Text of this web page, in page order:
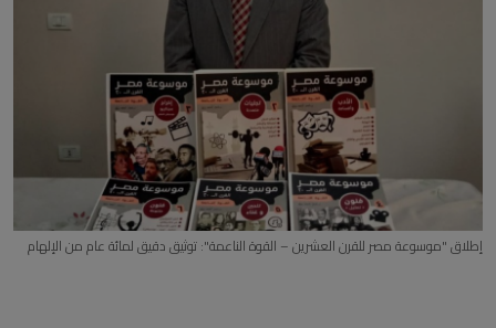
إطلاق "موسوعة مصر للقرن العشرين – القوة الناعمة": توثيق دقيق لمائة عام من الإلهام